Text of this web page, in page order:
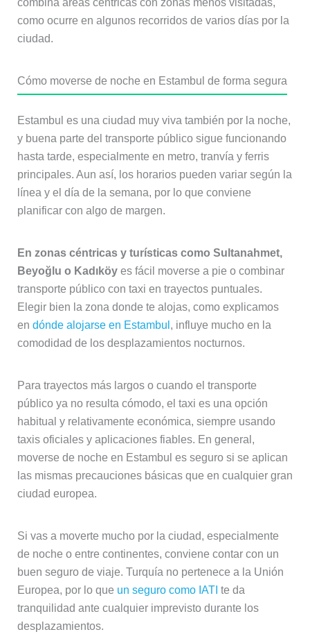
como ocurre en algunos recorridos de varios días por la
ciudad.
Cómo moverse de noche en Estambul de forma segura
Estambul es una ciudad muy viva también por la noche,
y buena parte del transporte público sigue funcionando
hasta tarde, especialmente en metro, tranvía y ferris
principales. Aun así, los horarios pueden variar según la
línea y el día de la semana, por lo que conviene
planificar con algo de margen.
En zonas céntricas y turísticas como Sultanahmet,
Beyoğlu o Kadıköyes fácil moverse a pie o combinar
transporte público con taxi en trayectos puntuales.
Elegir bien la zona donde te alojas, como explicamos
en dónde alojarse en Estambul , influye mucho en la
comodidad de los desplazamientos nocturnos.
Para trayectos más largos o cuando el transporte
público ya no resulta cómodo, el taxi es una opción
habitual y relativamente económica, siempre usando
taxis oficiales y aplicaciones fiables. En general,
moverse de noche en Estambul es seguro si se aplican
las mismas precauciones básicas que en cualquier gran
ciudad europea.
Si vas a moverte mucho por la ciudad, especialmente
de noche o entre continentes, conviene contar con un
buen seguro de viaje. Turquía no pertenece a la Unión
Europea, por lo que un seguro como IATI te da
tranquilidad ante cualquier imprevisto durante los
desplazamientos.